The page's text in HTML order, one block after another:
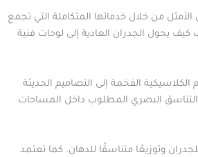
من خلال خدماتها المتكاملة التي تجمع
يحول الجدران العادية إلى لوحات فنية
الفخمة إلى التصاميم الحديثة
التناسق البصري المطلوب داخل المساحات
وتوزيعًا متناسقًا للدهان. كما تعتمد